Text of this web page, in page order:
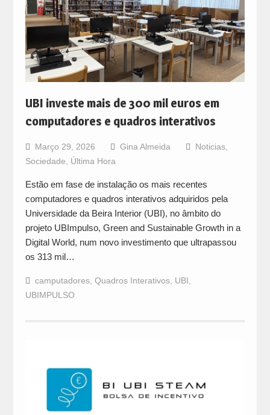
UBI investe mais de 300 mil euros em
computadores e quadros interativos
Março 29, 2026 Gina Almeida Noticias,
Sociedade
Última Hora
Estão em fase de instalação os mais recentes
computadores e quadros interativos adquiridos pela
Universidade da Beira Interior (UBI), no âmbito do
projeto UBImpulso, Green and Sustainable Growth in a
Digital World, num novo investimento que ultrapassou
os 313 mil…
camputadores, Quadros Interativos, UBI
UBIMPULSO